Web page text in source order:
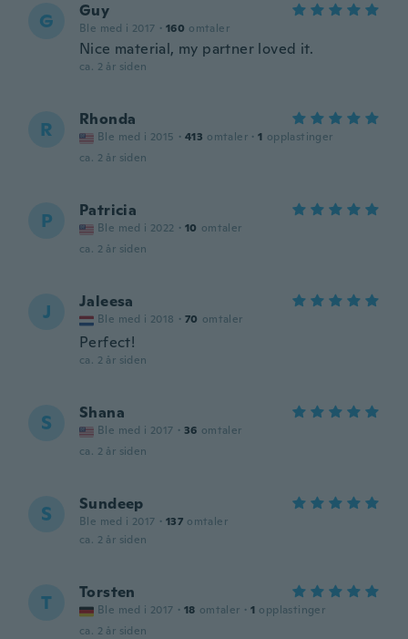
G Guy
Ble med i 2017 · 160 omtaler
Nice material, my partner loved it.
ca. 2 år siden
R Rhonda
Ble med i 2015 · 413 omtaler · 1 opplastinger
ca. 2 år siden
P Patricia
Ble med i 2022 · 10 omtaler
ca. 2 år siden
J Jaleesa
Ble med i 2018 · 70 omtaler
Perfect!
ca. 2 år siden
S Shana
Ble med i 2017 · 36 omtaler
ca. 2 år siden
S Sundeep
Ble med i 2017 · 137 omtaler
ca. 2 år siden
T Torsten
Ble med i 2017 · 18 omtaler · 1 opplastinger
ca. 2 år siden